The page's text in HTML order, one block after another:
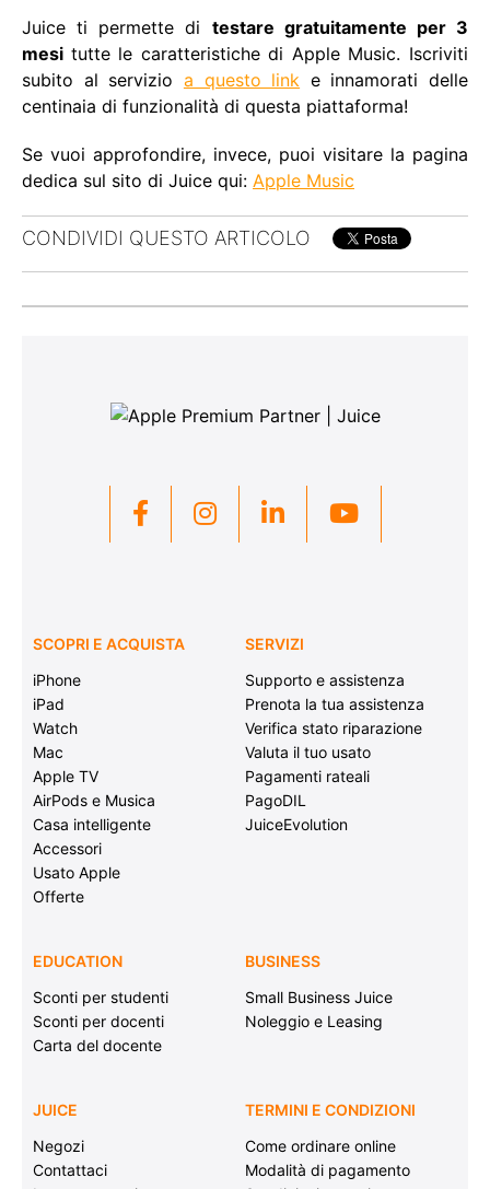
Juice ti permette di testare gratuitamente per 3
mesi tutte le caratteristiche di Apple Music. Iscriviti
subito al servizio a questo link e innamorati delle
centinaia di funzionalità di questa piattaforma!
Se vuoi approfondire, invece, puoi visitare la pagina
dedica sul sito di Juice qui: Apple Music
CONDIVIDI QUESTO ARTICOLO
SCOPRI E ACQUISTA
iPhone
iPad
Watch
Mac
Apple TV
AirPods e Musica
Casa intelligente
Accessori
Usato Apple
Offerte
SERVIZI
Supporto e assistenza
Prenota la tua assistenza
Verifica stato riparazione
Valuta il tuo usato
Pagamenti rateali
PagoDIL
JuiceEvolution
EDUCATION
Sconti per studenti
Sconti per docenti
Carta del docente
BUSINESS
Small Business Juice
Noleggio e Leasing
JUICE
Negozi
Contattaci
TERMINI E CONDIZIONI
Come ordinare online
Modalità di pagamento